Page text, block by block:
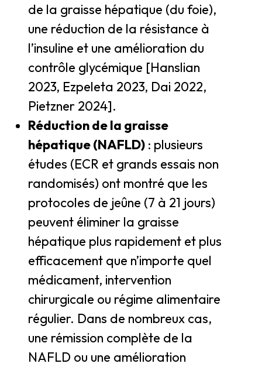
de la graisse hépatique (du foie),
une réduction de la résistance à
l’insuline et une amélioration du
contrôle glycémique [Hanslian
2023, Ezpeleta 2023, Dai 2022,
Pietzner 2024].
Réduction de la graisse
hépatique (NAFLD) : plusieurs
études (ECR et grands essais non
randomisés) ont montré que les
protocoles de jeûne (7 à 21 jours)
peuvent éliminer la graisse
hépatique plus rapidement et plus
efficacement que n’importe quel
médicament, intervention
chirurgicale ou régime alimentaire
régulier. Dans de nombreux cas,
une rémission complète de la
NAFLD ou une amélioration